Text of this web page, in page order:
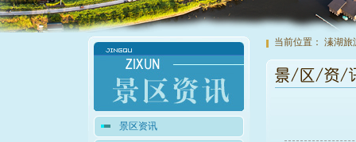
景区资讯
当前位置： 溱湖旅